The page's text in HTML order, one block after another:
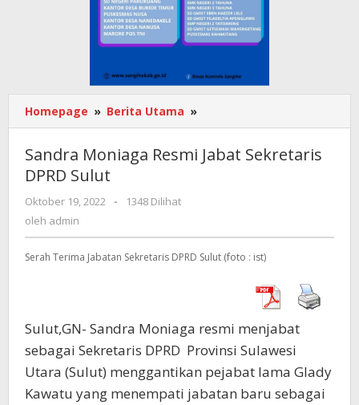
Homepage » Berita Utama »
Moniaga
Jabat
Sandra Moniaga Resmi Jabat Sekretaris
DPRD Sulut
Oktober 19, 2022
oleh
-
1348 Dilihat
oleh admin
Serah Terima Jabatan Sekretaris DPRD Sulut (foto : ist)
Sulut,GN- Sandra Moniaga resmi menjabat
sebagai Sekretaris DPRD Provinsi Sulawesi
Utara (Sulut) menggantikan pejabat lama Glady
Kawatu yang menempati jabatan baru sebagai